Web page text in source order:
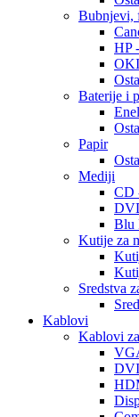
Bubnjevi,
HP
Baterije i
Papir
Mediji
CD
Blu
Kutije za
Sredstva
Kablovi
Kablovi